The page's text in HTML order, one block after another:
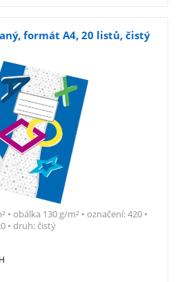
formát A4, 20 listů, čistý
obálka 130 g/m² • označení: 420 •
• druh: čistý